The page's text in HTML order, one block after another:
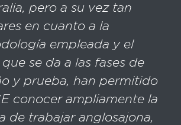
pero a su vez tan
en cuanto a la
empleada y el
se da a las fases de
y prueba, han permitido
conocer ampliamente la
de trabajar anglosajona,